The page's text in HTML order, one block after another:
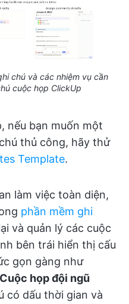
chú và các nhiệm vụ cần
cuộc họp ClickUp
nếu bạn muốn một
thủ công, hãy thử
Template.
làm việc toàn diện,
phần mềm ghi
và quản lý các cuộc
bên trái hiển thị cấu
gọn gàng như
Cuộc họp đội ngũ
có dấu thời gian và